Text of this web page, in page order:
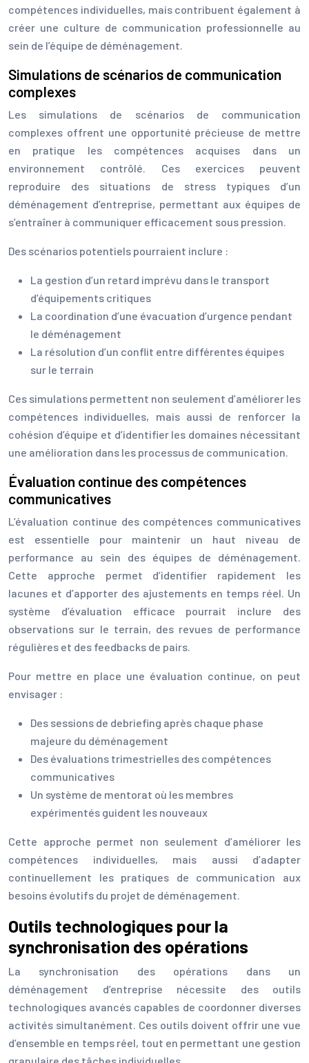
compétences individuelles, mais contribuent également à
créer une culture de communication professionnelle au
sein de l’équipe de déménagement.
Simulations de scénarios de communication
complexes
Les simulations de scénarios de communication
complexes offrent une opportunité précieuse de mettre
en pratique les compétences acquises dans un
environnement contrôlé. Ces exercices peuvent
reproduire des situations de stress typiques d’un
déménagement d’entreprise, permettant aux équipes de
s’entraîner à communiquer efficacement sous pression.
Des scénarios potentiels pourraient inclure :
La gestion d’un retard imprévu dans le transport
d’équipements critiques
La coordination d’une évacuation d’urgence pendant
le déménagement
La résolution d’un conflit entre différentes équipes
sur le terrain
Ces simulations permettent non seulement d’améliorer les
compétences individuelles, mais aussi de renforcer la
cohésion d’équipe et d’identifier les domaines nécessitant
une amélioration dans les processus de communication.
Évaluation continue des compétences
communicatives
L’évaluation continue des compétences communicatives
est essentielle pour maintenir un haut niveau de
performance au sein des équipes de déménagement.
Cette approche permet d’identifier rapidement les
lacunes et d’apporter des ajustements en temps réel. Un
système d’évaluation efficace pourrait inclure des
observations sur le terrain, des revues de performance
régulières et des feedbacks de pairs.
Pour mettre en place une évaluation continue, on peut
envisager :
Des sessions de debriefing après chaque phase
majeure du déménagement
Des évaluations trimestrielles des compétences
communicatives
Un système de mentorat où les membres
expérimentés guident les nouveaux
Cette approche permet non seulement d’améliorer les
compétences individuelles, mais aussi d’adapter
continuellement les pratiques de communication aux
besoins évolutifs du projet de déménagement.
Outils technologiques pour la
synchronisation des opérations
La synchronisation des opérations dans un
déménagement d’entreprise nécessite des outils
technologiques avancés capables de coordonner diverses
activités simultanément. Ces outils doivent offrir une vue
d’ensemble en temps réel, tout en permettant une gestion